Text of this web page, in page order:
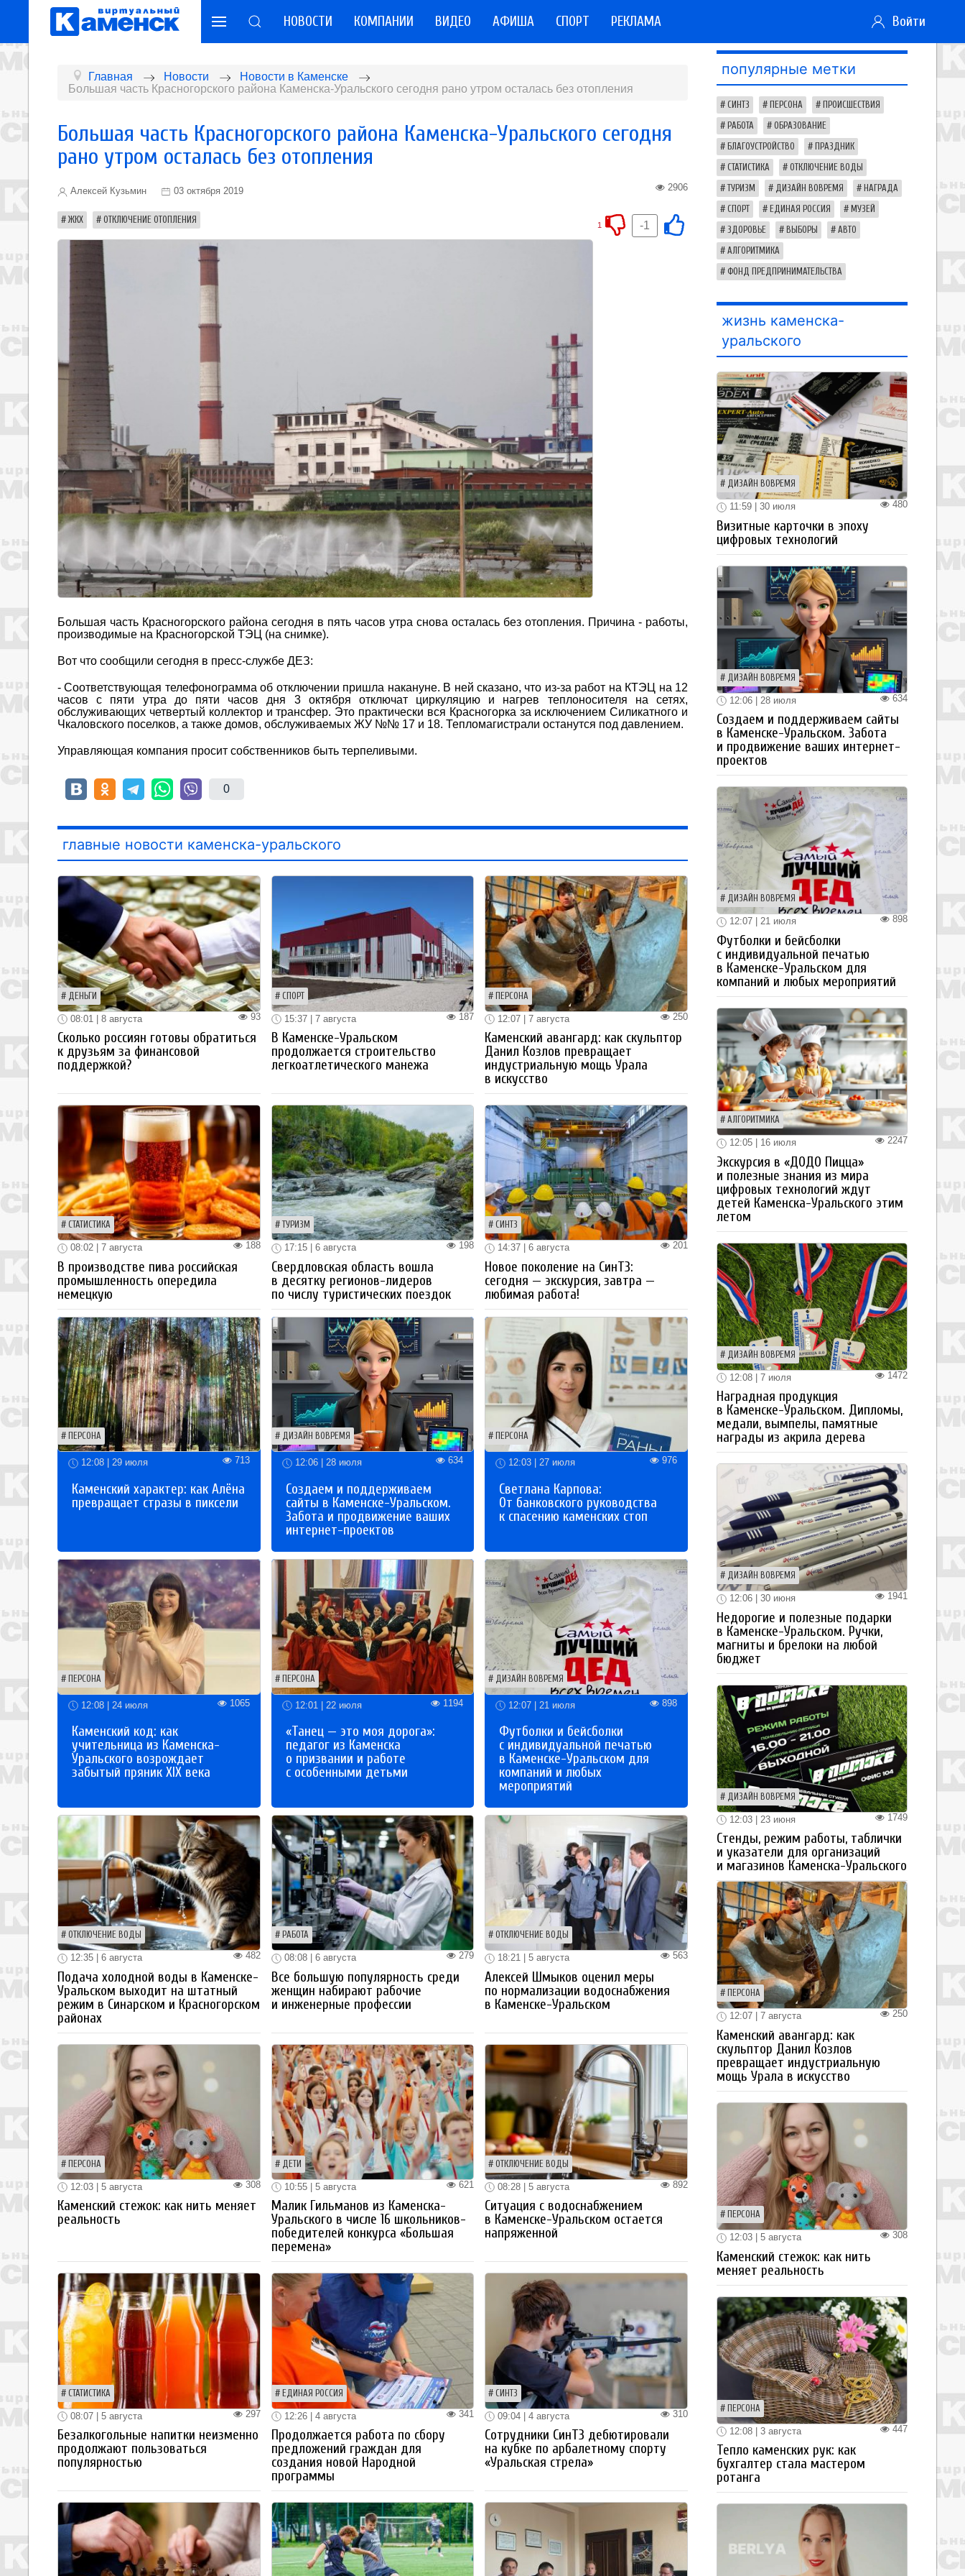
НОВОСТИ КОМПАНИИ ВИДЕО АФИША СПОРТ РЕКЛАМА Войти
Главная Новости
Новости в Каменске
Большая часть Красногорского района Каменска-Уральского сегодня рано утром осталась без отопления
Большая часть Красногорского района Каменска-Уральского сегодня
рано утром осталась без отопления
Алексей Кузьмин 03 октября 2019 2906
ЖКХ ОТКЛЮЧЕНИЕ ОТОПЛЕНИЯ -1
1
Большая часть Красногорского района сегодня в пять часов утра снова осталась без отопления. Причина - работы,
производимые на Красногорской ТЭЦ (на снимке).
Вот что сообщили сегодня в пресс-службе ДЕЗ:
- Соответствующая телефонограмма об отключении пришла накануне. В ней сказано, что из-за работ на КТЭЦ на 12
часов с пяти утра до пяти часов дня 3 октября отключат циркуляцию и нагрев теплоносителя на сетях,
обслуживающих четвертый коллектор и трансфер. Это практически вся Красногорка за исключением Силикатного и
Чкаловского поселков, а также домов, обслуживаемых ЖУ №№ 17 и 18. Тепломагистрали останутся под давлением.
Управляющая компания просит собственников быть терпеливыми.
0
главные новости каменска-уральского
ДЕНЬГИ
93
08:01 | 8 августа
Сколько россиян готовы обратиться
к друзьям за финансовой
поддержкой?
СПОРТ
187
15:37 | 7 августа
В Каменске-Уральском
продолжается строительство
легкоатлетического манежа
ПЕРСОНА
250
12:07 | 7 августа
Каменский авангард: как скульптор
Данил Козлов превращает
индустриальную мощь Урала
в искусство
СТАТИСТИКА
188
08:02 | 7 августа
В производстве пива российская
промышленность опередила
немецкую
ТУРИЗМ
198
17:15 | 6 августа
Свердловская область вошла
в десятку регионов-лидеров
по числу туристических поездок
СИНТЗ
201
14:37 | 6 августа
Новое поколение на СинТЗ:
сегодня — экскурсия, завтра —
любимая работа!
ПЕРСОНА
12:08 | 29 июля 713
Каменский характер: как Алёна
превращает стразы в пиксели
ДИЗАЙН ВОВРЕМЯ
12:06 | 28 июля 634
Создаем и поддерживаем
сайты в Каменске-Уральском.
Забота и продвижение ваших
интернет-проектов
ПЕРСОНА
12:03 | 27 июля 976
Светлана Карпова:
От банковского руководства
к спасению каменских стоп
ПЕРСОНА
12:08 | 24 июля 1065
Каменский код: как
учительница из Каменска-
Уральского возрождает
забытый пряник XIX века
ПЕРСОНА
12:01 | 22 июля 1194
«Танец — это моя дорога»:
педагог из Каменска
о призвании и работе
с особенными детьми
ДИЗАЙН ВОВРЕМЯ
12:07 | 21 июля 898
Футболки и бейсболки
с индивидуальной печатью
в Каменске-Уральском для
компаний и любых
мероприятий
ОТКЛЮЧЕНИЕ ВОДЫ
482
12:35 | 6 августа
Подача холодной воды в Каменске-
Уральском выходит на штатный
режим в Синарском и Красногорском
районах
РАБОТА
279
08:08 | 6 августа
Все большую популярность среди
женщин набирают рабочие
и инженерные профессии
ОТКЛЮЧЕНИЕ ВОДЫ
563
18:21 | 5 августа
Алексей Шмыков оценил меры
по нормализации водоснабжения
в Каменске-Уральском
ПЕРСОНА
308
12:03 | 5 августа
Каменский стежок: как нить меняет
реальность
ДЕТИ
621
10:55 | 5 августа
Малик Гильманов из Каменска-
Уральского в числе 16 школьников-
победителей конкурса «Большая
перемена»
ОТКЛЮЧЕНИЕ ВОДЫ
892
08:28 | 5 августа
Ситуация с водоснабжением
в Каменске-Уральском остается
напряженной
СТАТИСТИКА
297
08:07 | 5 августа
Безалкогольные напитки неизменно
продолжают пользоваться
популярностью
ЕДИНАЯ РОССИЯ
341
12:26 | 4 августа
Продолжается работа по сбору
предложений граждан для
создания новой Народной
программы
СИНТЗ
310
09:04 | 4 августа
Сотрудники СинТЗ дебютировали
на кубке по арбалетному спорту
«Уральская стрела»
популярные метки
СИНТЗ ПЕРСОНА ПРОИСШЕСТВИЯ
РАБОТА ОБРАЗОВАНИЕ
БЛАГОУСТРОЙСТВО ПРАЗДНИК
СТАТИСТИКА ОТКЛЮЧЕНИЕ ВОДЫ
ТУРИЗМ ДИЗАЙН ВОВРЕМЯ НАГРАДА
СПОРТ ЕДИНАЯ РОССИЯ МУЗЕЙ
ЗДОРОВЬЕ ВЫБОРЫ АВТО
АЛГОРИТМИКА
ФОНД ПРЕДПРИНИМАТЕЛЬСТВА
жизнь каменска-
уральского
ДИЗАЙН ВОВРЕМЯ
480
11:59 | 30 июля
Визитные карточки в эпоху
цифровых технологий
ДИЗАЙН ВОВРЕМЯ
634
12:06 | 28 июля
Создаем и поддерживаем сайты
в Каменске-Уральском. Забота
и продвижение ваших интернет-
проектов
ДИЗАЙН ВОВРЕМЯ
898
12:07 | 21 июля
Футболки и бейсболки
с индивидуальной печатью
в Каменске-Уральском для
компаний и любых мероприятий
АЛГОРИТМИКА
2247
12:05 | 16 июля
Экскурсия в «ДОДО Пицца»
и полезные знания из мира
цифровых технологий ждут
детей Каменска-Уральского этим
летом
ДИЗАЙН ВОВРЕМЯ
1472
12:08 | 7 июля
Наградная продукция
в Каменске-Уральском. Дипломы,
медали, вымпелы, памятные
награды из акрила дерева
ДИЗАЙН ВОВРЕМЯ
1941
12:06 | 30 июня
Недорогие и полезные подарки
в Каменске-Уральском. Ручки,
магниты и брелоки на любой
бюджет
ДИЗАЙН ВОВРЕМЯ
1749
12:03 | 23 июня
Стенды, режим работы, таблички
и указатели для организаций
и магазинов Каменска-Уральского
ПЕРСОНА
250
12:07 | 7 августа
Каменский авангард: как
скульптор Данил Козлов
превращает индустриальную
мощь Урала в искусство
ПЕРСОНА
308
12:03 | 5 августа
Каменский стежок: как нить
меняет реальность
ПЕРСОНА
447
12:08 | 3 августа
Тепло каменских рук: как
бухгалтер стала мастером
ротанга